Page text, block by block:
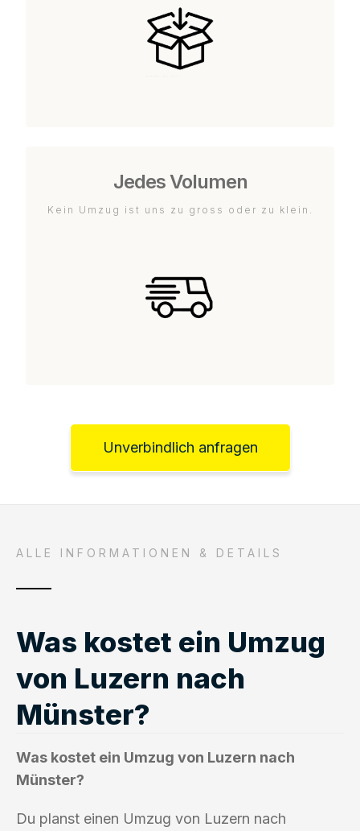
Jedes Volumen
Kein Umzug ist uns zu gross oder zu klein.
Unverbindlich anfragen
ALLE INFORMATIONEN & DETAILS
Was kostet ein Umzug
von Luzern nach
Münster?
Was kostet ein Umzug von Luzern nach
Münster?
Du planst einen Umzug von Luzern nach